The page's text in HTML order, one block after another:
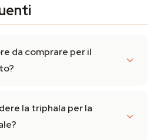
da comprare per il
la triphala per la